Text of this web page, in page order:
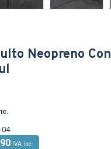
Neopreno Con
04
IVA inc.